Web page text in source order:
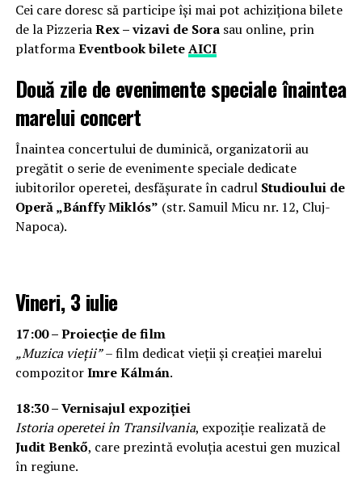
Cei care doresc să participe își mai pot achiziționa bilete
de la PizzeriaRex – vizavi de Sora sau online, prin
platformaEventbook bileteAICI
Două zile de evenimente speciale înaintea
marelui concert
Înaintea concertului de duminică, organizatorii au
pregătit o serie de evenimente speciale dedicate
iubitorilor operetei, desfășurate în cadrul Studioului de
Operă „Bánffy Miklós” (str. Samuil Micu nr. 12, Cluj-
Napoca).
Vineri, 3 iulie
17:00 – Proiecție de film
„Muzica vieții”– film dedicat vieții și creației marelui
compozitorImre Kálmán.
18:30 – Vernisajul expoziției
Istoria operetei în Transilvania, expoziție realizată de
Judit Benkő, care prezintă evoluția acestui gen muzical
în regiune.